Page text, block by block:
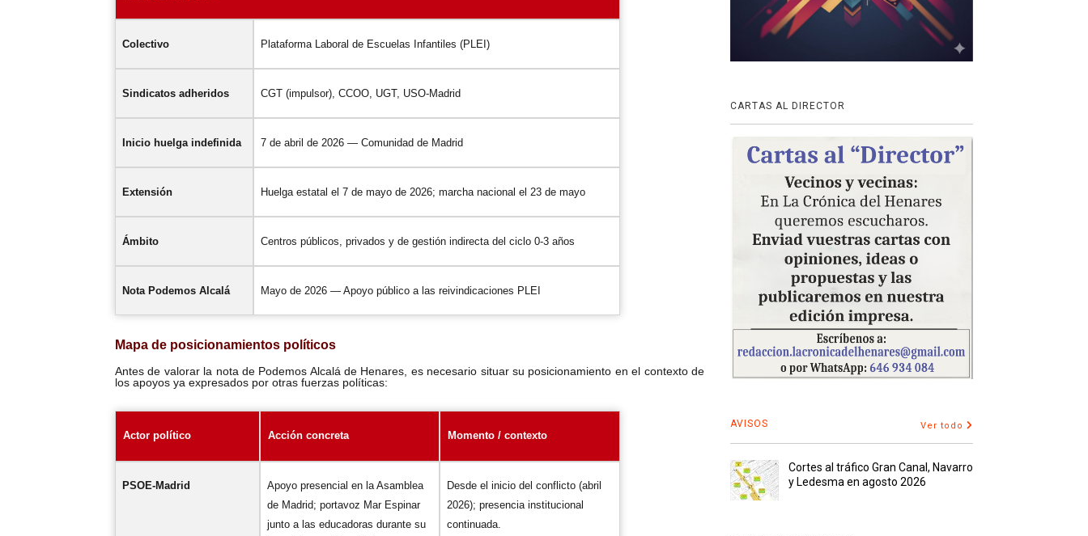
Colectivo Plataforma Laboral de Escuelas Infantiles (PLEI)
Sindicatos adheridos CGT (impulsor), CCOO, UGT, USO-Madrid
Inicio huelga indefinida 7 de abril de 2026 — Comunidad de Madrid
Extensión Huelga estatal el 7 de mayo de 2026; marcha nacional el 23 de mayo
Ámbito Centros públicos, privados y de gestión indirecta del ciclo 0-3 años
Nota Podemos Alcalá Mayo de 2026 — Apoyo público a las reivindicaciones PLEI
Mapa de posicionamientos políticos
Antes de valorar la nota de Podemos Alcalá de Henares, es necesario situar su posicionamiento en el contexto de
los apoyos ya expresados por otras fuerzas políticas:
Actor político Acción concreta Momento / contexto
PSOE-Madrid
Apoyo presencial en la Asamblea
de Madrid; portavoz Mar Espinar
junto a las educadoras durante su
Desde el inicio del conflicto (abril
2026); presencia institucional
continuada.
CARTAS AL DIRECTOR
AVISOS Ver todo
Cortes al tráfico Gran Canal, Navarro
y Ledesma en agosto 2026